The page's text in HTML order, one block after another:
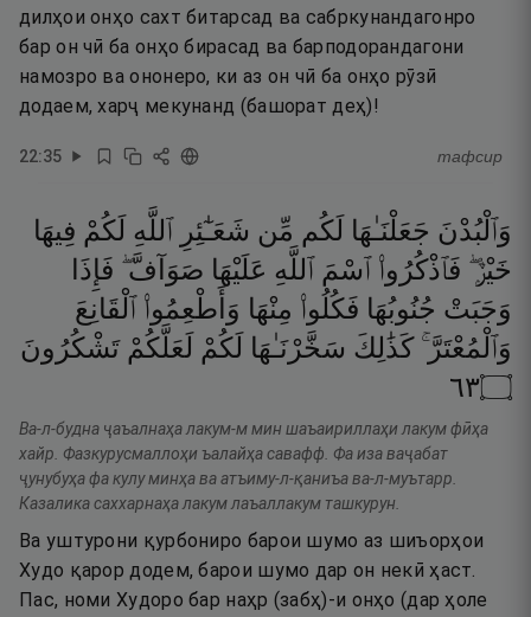
дилҳои онҳо сахт битарсад ва сабркунандагонро
бар он чӣ ба онҳо бирасад ва барподорандагони
намозро ва ононеро, ки аз он чӣ ба онҳо рӯзӣ
додаем, харҷ мекунанд (башорат деҳ)!
22:35 тафсир
وَٱلْبُدْنَ جَعَلْنَـٰهَا لَكُم مِّن شَعَـٰٓئِرِ ٱللَّهِ لَكُمْ فِيهَا
خَيْرٌۭ ۖ فَٱذْكُرُوا۟ ٱسْمَ ٱللَّهِ عَلَيْهَا صَوَآفَّ ۖ فَإِذَا
وَجَبَتْ جُنُوبُهَا فَكُلُوا۟ مِنْهَا وَأَطْعِمُوا۟ ٱلْقَانِعَ
وَٱلْمُعْتَرَّ ۚ كَذَٰلِكَ سَخَّرْنَـٰهَا لَكُمْ لَعَلَّكُمْ تَشْكُرُونَ
۝٣٦
Ва-л-будна ҷаъалнаҳа лакум-м мин шаъаириллаҳи лакум фӣҳа
хайр. Фазкурусмаллоҳи ъалайҳа савафф. Фа иза ваҷабат
ҷунубуҳа фа кулу минҳа ва атъиму-л-қаниъа ва-л-муътарр.
Казалика саххарнаҳа лакум лаъаллакум ташкурун.
Ва уштурони қурбониро барои шумо аз шиъорҳои
Худо қарор додем, барои шумо дар он некӣ ҳаст.
Пас, номи Худоро бар наҳр (забҳ)-и онҳо (дар ҳоле